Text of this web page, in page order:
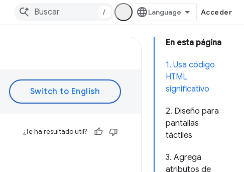
/ Acceder
En esta página
1. Usa código
HTML
significativo
2. Diseño para
pantallas
táctiles
3. Agrega
atributos de
¿Te ha resultado útil?